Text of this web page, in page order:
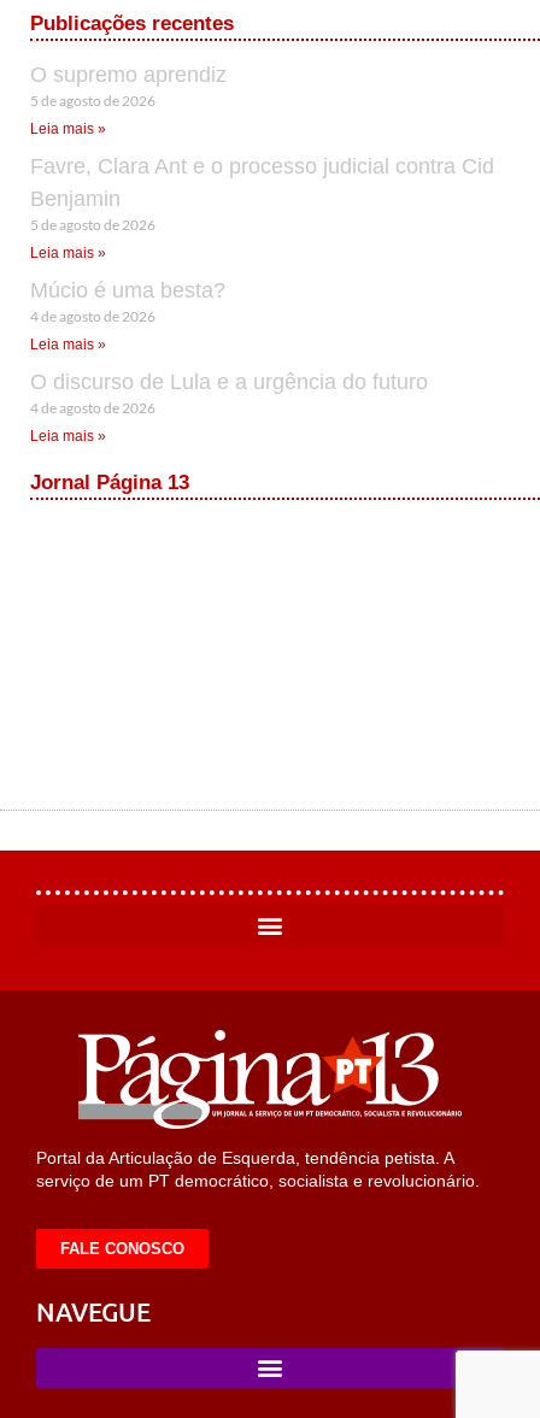
Publicações recentes
O supremo aprendiz
5 de agosto de 2026
Leia mais »
Favre, Clara Ant e o processo judicial contra Cid
Benjamin
5 de agosto de 2026
Leia mais »
Múcio é uma besta?
4 de agosto de 2026
Leia mais »
O discurso de Lula e a urgência do futuro
4 de agosto de 2026
Leia mais »
Jornal Página 13
Portal da Articulação de Esquerda, tendência petista. A
serviço de um PT democrático, socialista e revolucionário.
FALE CONOSCO
NAVEGUE